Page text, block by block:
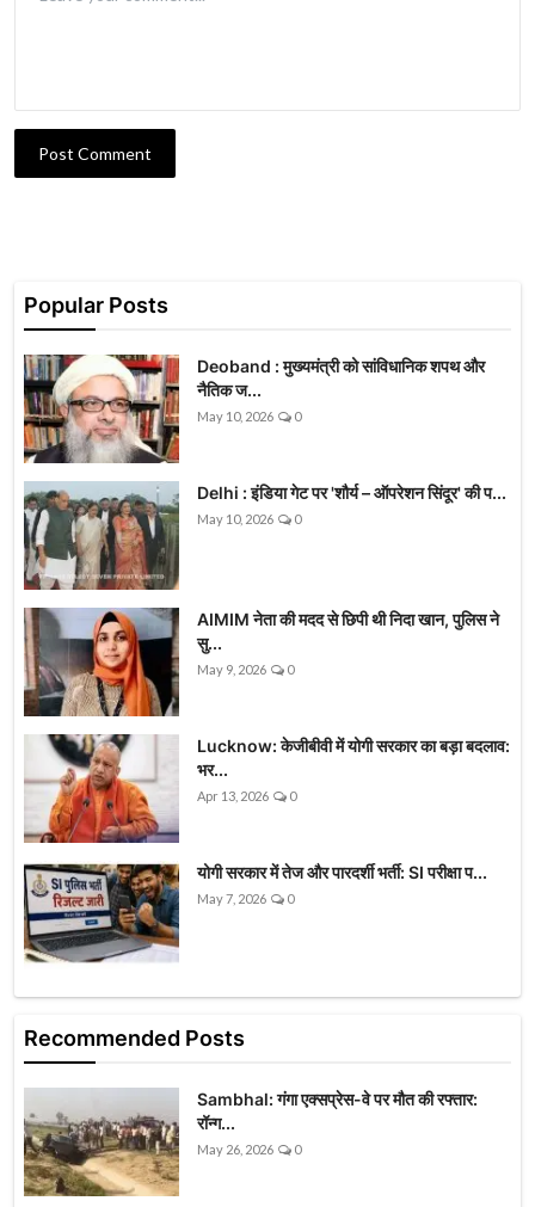
Post Comment
Popular Posts
Deoband : मुख्यमंत्री को सांविधानिक शपथ और
नैतिक ज...
May 10, 2026 0
Delhi : इंडिया गेट पर 'शौर्य – ऑपरेशन सिंदूर' की प...
May 10, 2026 0
AIMIM नेता की मदद से छिपी थी निदा खान, पुलिस ने
सु...
May 9, 2026 0
Lucknow: केजीबीवी में योगी सरकार का बड़ा बदलाव:
भर...
Apr 13, 2026 0
योगी सरकार में तेज और पारदर्शी भर्ती: SI परीक्षा प...
May 7, 2026 0
Recommended Posts
Sambhal: गंगा एक्सप्रेस-वे पर मौत की रफ्तार:
रॉन्ग...
May 26, 2026 0